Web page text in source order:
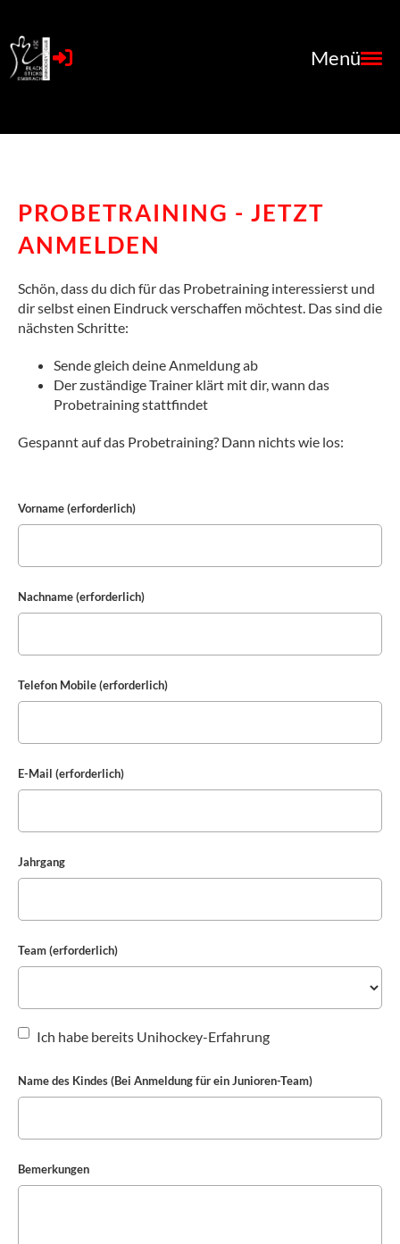
Menü
PROBETRAINING - JETZT
ANMELDEN
Schön, dass du dich für das Probetraining interessierst und
dir selbst einen Eindruck verschaffen möchtest. Das sind die
nächsten Schritte:
Sende gleich deine Anmeldung ab
Der zuständige Trainer klärt mit dir, wann das
Probetraining stattfindet
Gespannt auf das Probetraining? Dann nichts wie los:
Vorname (erforderlich)
Nachname (erforderlich)
Telefon Mobile (erforderlich)
E-Mail (erforderlich)
Jahrgang
Team (erforderlich)
Ich habe bereits Unihockey-Erfahrung
Name des Kindes (Bei Anmeldung für ein Junioren-Team)
Bemerkungen